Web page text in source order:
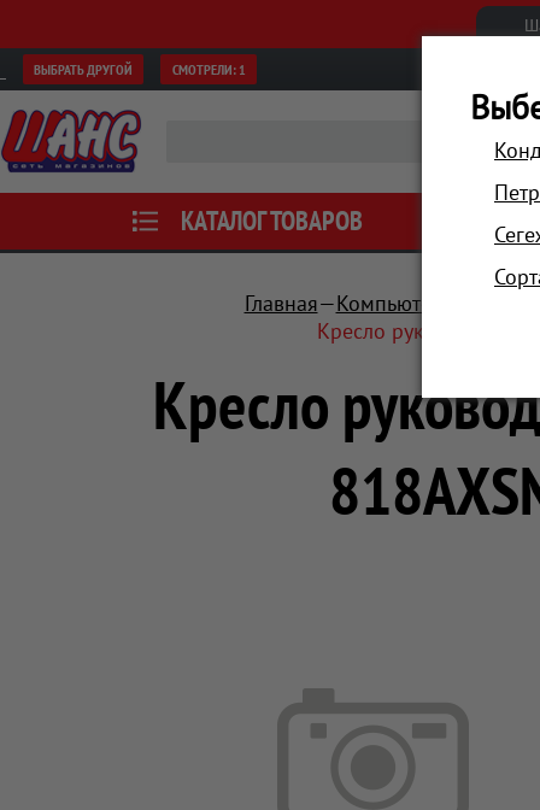
ВЫБРАТЬ ДРУГОЙ СМОТРЕЛИ: 1
КАТАЛОГ ТОВАРОВ АКЦИИ
Главная
Компьютеры и
Кресло руководителя
Кресло